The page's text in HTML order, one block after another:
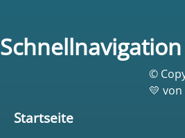
Schnellnavigation
Startseite
©
💛 von